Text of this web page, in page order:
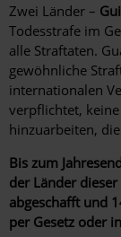
Zwei Länder –
Todesstrafe im
alle Straftaten.
gewöhnliche
internationalen
verpflichtet,
hinzuarbeiten,
Bis zum
der Länder
abgeschafft und
per Gesetz oder